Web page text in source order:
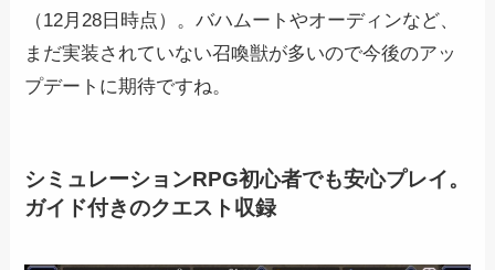
（12月28日時点）。バハムートやオーディンなど、
まだ実装されていない召喚獣が多いので今後のアッ
プデートに期待ですね。
シミュレーションRPG初心者でも安心プレイ。
ガイド付きのクエスト収録